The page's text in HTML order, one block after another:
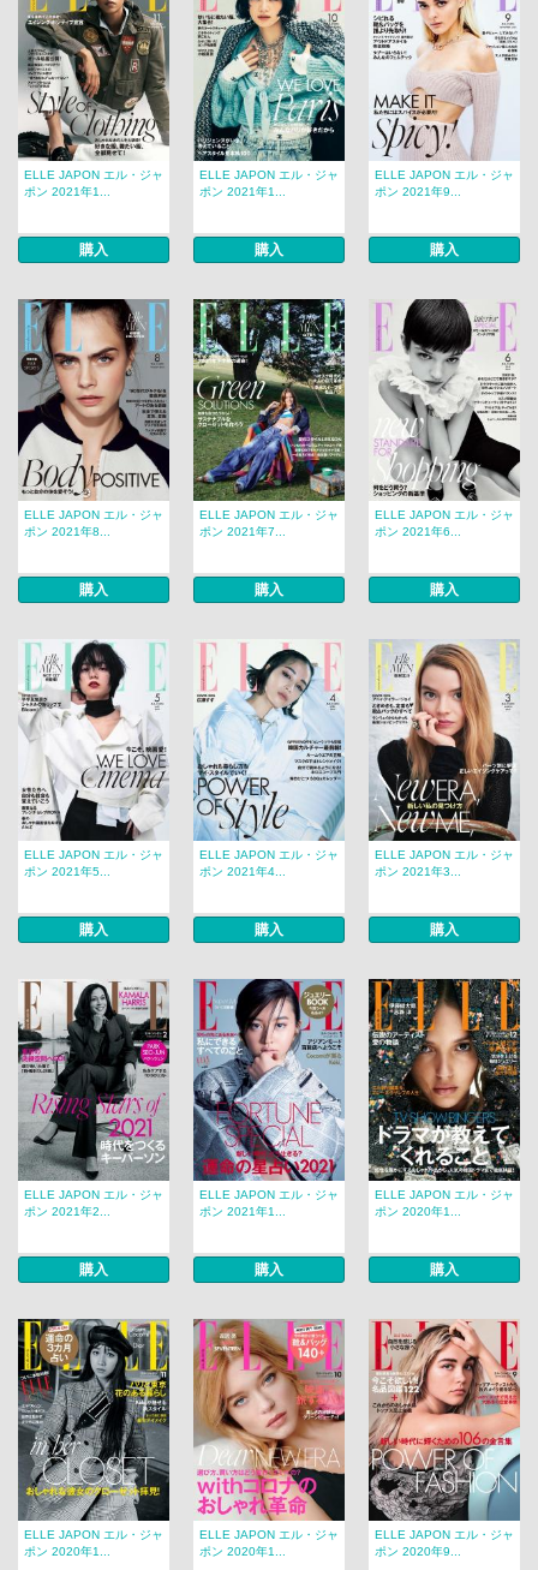
ELLE JAPON エル・ジャ
ポン 2021年1...
購入
ELLE JAPON エル・ジャ
ポン 2021年1...
購入
ELLE JAPON エル・ジャ
ポン 2021年9...
購入
ELLE JAPON エル・ジャ
ポン 2021年8...
購入
ELLE JAPON エル・ジャ
ポン 2021年7...
購入
ELLE JAPON エル・ジャ
ポン 2021年6...
購入
ELLE JAPON エル・ジャ
ポン 2021年5...
購入
ELLE JAPON エル・ジャ
ポン 2021年4...
購入
ELLE JAPON エル・ジャ
ポン 2021年3...
購入
ELLE JAPON エル・ジャ
ポン 2021年2...
購入
ELLE JAPON エル・ジャ
ポン 2021年1...
購入
ELLE JAPON エル・ジャ
ポン 2020年1...
購入
ELLE JAPON エル・ジャ
ポン 2020年1...
ELLE JAPON エル・ジャ
ポン 2020年1...
ELLE JAPON エル・ジャ
ポン 2020年9...